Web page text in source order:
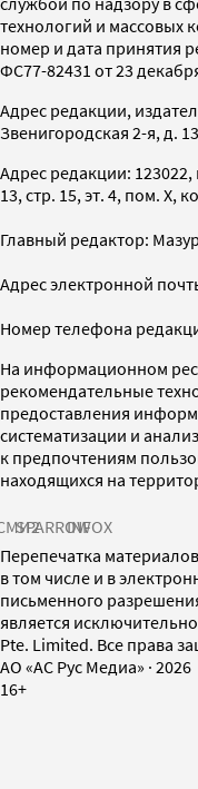
технологий и массовых
номер и дата принятия
ФС77-82431 от 23
Адрес редакции,
Звенигородская 2-я, д.
Адрес редакции: 123022,
13, стр. 15, эт. 4, пом. X,
Главный редактор:
Адрес электронной
Номер телефона
На информационном
рекомендательные
предоставления
систематизации и
к предпочтениям
находящихся на
SPARROWINFOX
Перепечатка
в том числе и в
письменного
является
Pte. Limited. Все права
AO «АС Рус Медиа» · 2026
16+